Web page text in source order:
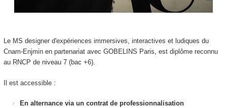
Le MS designer d'expériences immersives, interactives et ludiques du
Cnam-Enjmin en partenariat avec GOBELINS Paris, est diplôme reconnu
au RNCP de niveau 7 (bac +6).
Il est accessible :
En alternance via un contrat de professionnalisation